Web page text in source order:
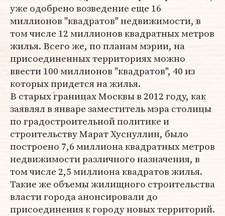
уже одобрено возведение еще 16
миллионов "квадратов" недвижимости, в
том числе 12 миллионов квадратных метров
жилья. Всего же, по планам мэрии, на
присоединенных территориях можно
ввести 100 миллионов "квадратов", 40 из
которых придется на жилья.
В старых границах Москвы в 2012 году, как
заявлял в январе заместитель мэра столицы
по градостроительной политике и
строительству Марат Хуснуллин, было
построено 7,6 миллиона квадратных метров
недвижимости различного назначения, в
том числе 2,5 миллиона квадратов жилья.
Такие же объемы жилищного строительства
власти города анонсировали до
присоединения к городу новых территорий.